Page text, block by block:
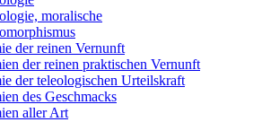
moralische
der reinen Vernunft
der reinen praktischen Vernunft
der teleologischen Urteilskraft
des Geschmacks
aller Art